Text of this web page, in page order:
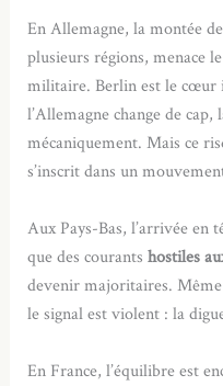
En Allemagne, la montée
plusieurs régions, menace
militaire. Berlin est le cœur
l’Allemagne change de
mécaniquement. Mais ce
s’inscrit dans un
Aux Pays-Bas, l’arrivée
que des courantshostiles
devenir majoritaires.
le signal est violent : la
En France, l’équilibre est